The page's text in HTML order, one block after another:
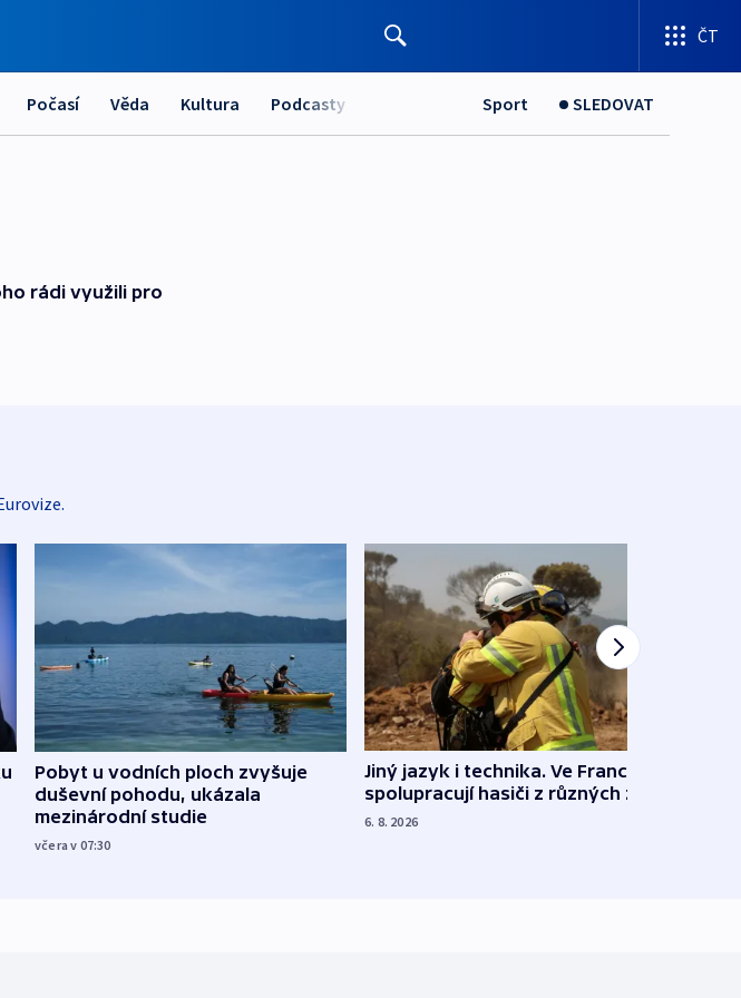
ČT
Počasí Věda Kultura Podcasty Sport SLEDOVAT
rádi využili pro
Pobyt u vodních ploch zvyšuje
duševní pohodu, ukázala
mezinárodní studie
včera v 07:30
Jiný jazyk i technika. Ve Francii
spolupracují hasiči z různých zemí
6. 8. 2026